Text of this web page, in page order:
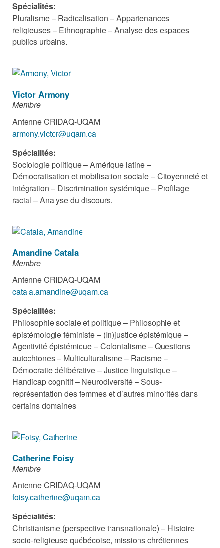
Spécialités:
Pluralisme – Radicalisation – Appartenances
religieuses – Ethnographie – Analyse des espaces
publics urbains.
Victor Armony
Membre
Antenne CRIDAQ-UQAM
armony.victor@uqam.ca
Spécialités:
Sociologie politique – Amérique latine –
Démocratisation et mobilisation sociale – Citoyenneté et
intégration – Discrimination systémique – Profilage
racial – Analyse du discours.
Amandine Catala
Membre
Antenne CRIDAQ-UQAM
catala.amandine@uqam.ca
Spécialités:
Philosophie sociale et politique – Philosophie et
épistémologie féministe – (In)justice épistémique –
Agentivité épistémique – Colonialisme – Questions
autochtones – Multiculturalisme – Racisme –
Démocratie délibérative – Justice linguistique –
Handicap cognitif – Neurodiversité – Sous-
représentation des femmes et d’autres minorités dans
certains domaines
Catherine Foisy
Membre
Antenne CRIDAQ-UQAM
foisy.catherine@uqam.ca
Spécialités:
Christianisme (perspective transnationale) – Histoire
socio-religieuse québécoise, missions chrétiennes